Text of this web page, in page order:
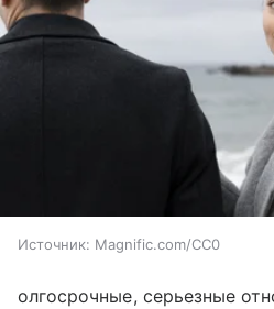
Источник: Magnific.com/CC0
олгосрочные, серьезные